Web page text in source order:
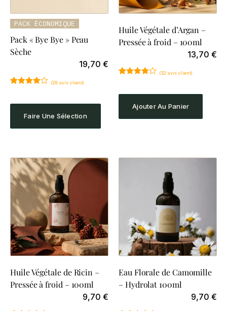
PACK ÉCONOMIQUE
Pack « Bye Bye » Peau
Sèche
19,70 €
basé sur
notations
client
(28avis client)
Faire Une Sélection
Huile Végétale d’Argan –
Pressée à froid – 100ml
13,70 €
basé sur
notations
client
(32 avis client)
Ajouter Au Panier
Huile Végétale de Ricin –
Pressée à froid – 100ml
9,70 €
Eau Florale de Camomille
– Hydrolat 100ml
9,70 €